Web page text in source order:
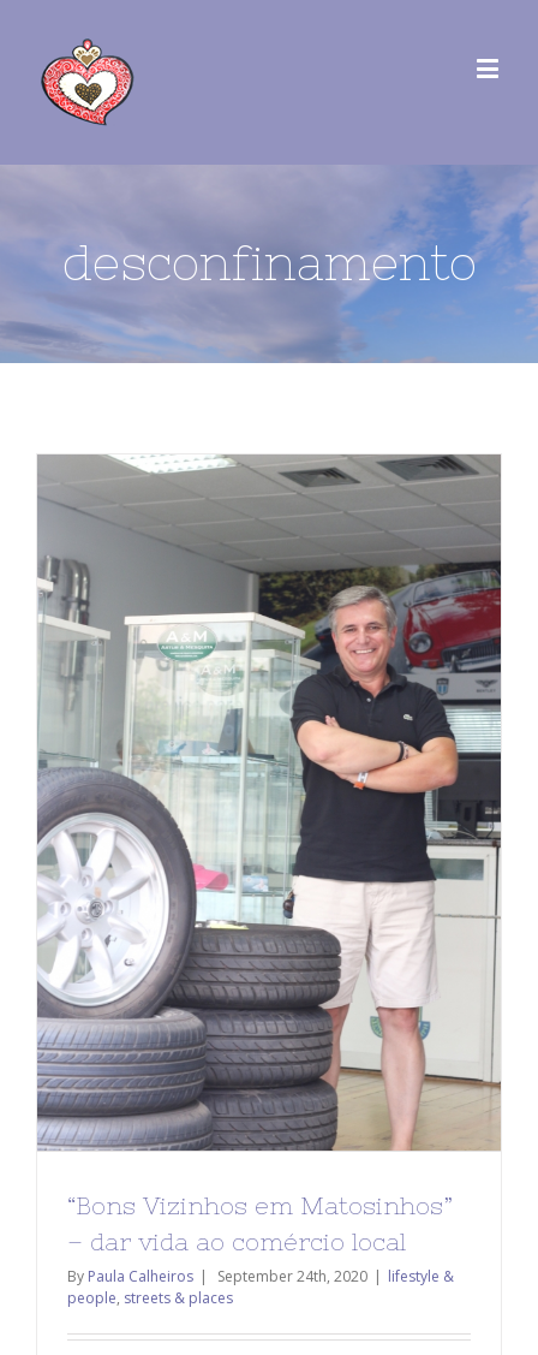
desconfinamento
“Bons Vizinhos em Matosinhos”
– dar vida ao comércio local
By Paula Calheiros | September 24th, 2020 | lifestyle &
people, streets & places